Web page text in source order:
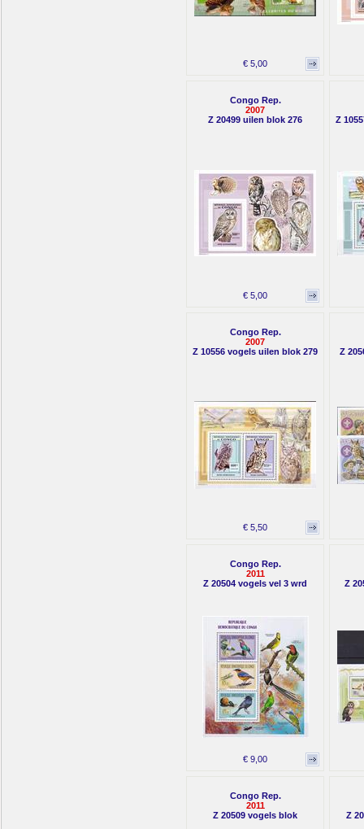
€ 5,00
Congo Rep.
2007
Z 20499 uilen blok 276
€ 5,00
Z
Congo Rep.
2007
Z 10556 vogels uilen blok 279
€ 5,50
Z
Congo Rep.
2011
Z 20504 vogels vel 3 wrd
€ 9,00
Z
Congo Rep.
2011
Z 20509 vogels blok
Z